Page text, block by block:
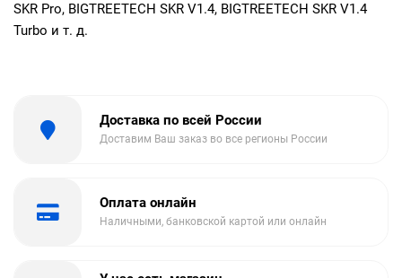
SKR Pro, BIGTREETECH SKR V1.4, BIGTREETECH SKR V1.4
Turbo и т. д.
Доставка по всей России
Доставим Ваш заказ во все регионы России
Оплата онлайн
Наличными, банковской картой или онлайн